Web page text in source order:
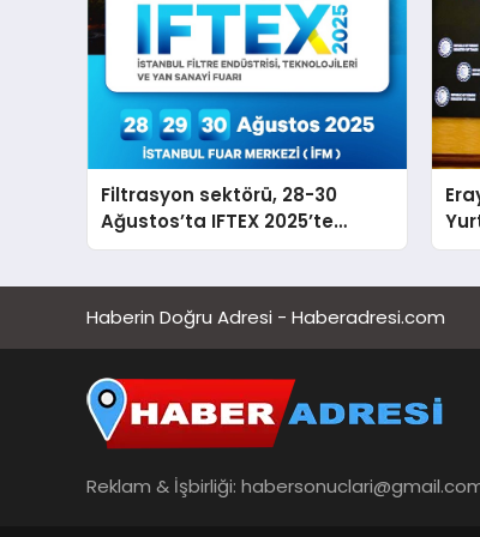
Filtrasyon sektörü, 28-30
Ağustos’ta IFTEX 2025’te
buluşacak
Haberin Doğru Adresi - Haberadresi.com
Reklam & İşbirliği: